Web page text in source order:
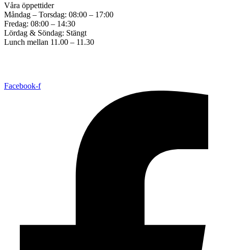
Våra öppettider
Måndag – Torsdag: 08:00 – 17:00
Fredag: 08:00 – 14:30
Lördag & Söndag: Stängt
Lunch mellan 11.00 – 11.30
Facebook-f